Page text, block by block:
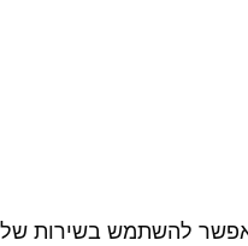
אפשר להשתמש בשירות